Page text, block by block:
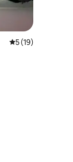
Средна оценка:
5 (19)